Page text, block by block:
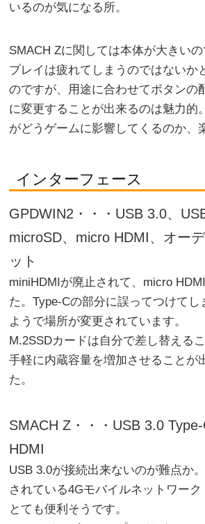
いるのが気になる所。
SMACH Zに関しては本体が大きい
プレイは疲れてしまうのではないか
のですが、用途に合わせてボタンの
に変更することが出来るのは魅力的
がどうゲームに影響してくるのか、
インターフェース
GPDWIN2・・・USB 3.0、
microSD、micro HDMI、オー
ット
miniHDMIが廃止されて、micro
た。Type-Cの部分に誤ってつけてし
ようで場所が変更されています。
M.2SSDカードは自分で差し替える
手軽に内蔵容量を増加させることが
た。
SMACH Z・・・USB 3.0 Type-
HDMI
USB 3.0が接続出来ないのが難点か
されている4Gモバイルネットワーク
とても便利そうです。